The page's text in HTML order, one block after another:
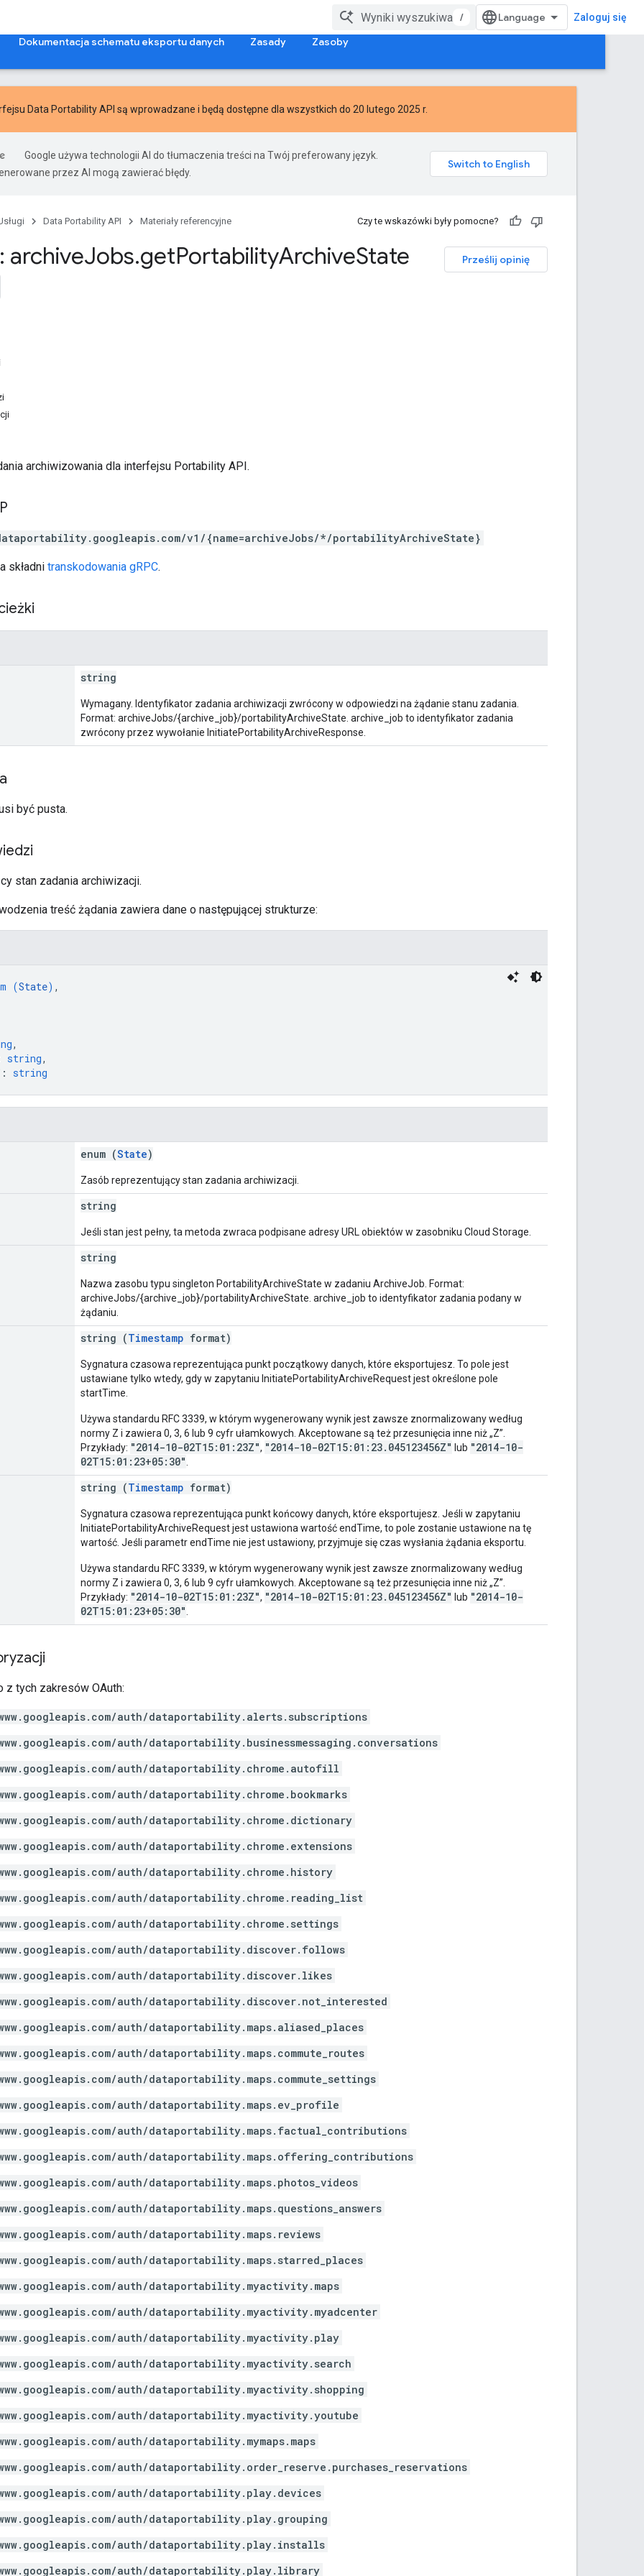
/ Zaloguj się
Dokumentacja schematu eksportu danych Zasady Zasoby
Data Portability API są wprowadzane i będą dostępne dla wszystkich do 20 lutego 2025 r.
Google używa technologii AI do tłumaczenia treści na Twój preferowany język.
przez AI mogą zawierać błędy.
Data Portability API Materiały referencyjne Czy te wskazówki były pomocne?
Prześlij opinię
archiveJobs.getPortabilityArchiveState
archiwizowania dla interfejsu Portability API.
v1/{name=archiveJobs/*/portabilityArchiveState}
składni transkodowania gRPC.
string
Wymagany. Identyfikator zadania archiwizacji zwrócony w odpowiedzi na żądanie stanu zadania.
Format: archiveJobs/{archive_job}/portabilityArchiveState. archive_job to identyfikator zadania
zwrócony przez wywołanie InitiatePortabilityArchiveResponse.
być pusta.
stan zadania archiwizacji.
treść żądania zawiera dane o następującej strukturze:
(State) ,
,
string,
: string
enum (State)
Zasób reprezentujący stan zadania archiwizacji.
string
Jeśli stan jest pełny, ta metoda zwraca podpisane adresy URL obiektów w zasobniku Cloud Storage.
string
Nazwa zasobu typu singleton PortabilityArchiveState w zadaniu ArchiveJob. Format:
archiveJobs/{archive_job}/portabilityArchiveState. archive_job to identyfikator zadania podany w
żądaniu.
string (Timestamp format)
Sygnatura czasowa reprezentująca punkt początkowy danych, które eksportujesz. To pole jest
ustawiane tylko wtedy, gdy w zapytaniu InitiatePortabilityArchiveRequest jest określone pole
startTime.
Używa standardu RFC 3339, w którym wygenerowany wynik jest zawsze znormalizowany według
normy Z i zawiera 0, 3, 6 lub 9 cyfr ułamkowych. Akceptowane są też przesunięcia inne niż „Z”.
Przykłady: "2014-10-02T15:01:23Z", "2014-10-02T15:01:23.045123456Z" lub "2014-10-
02T15:01:23+05:30"
string (Timestamp format)
Sygnatura czasowa reprezentująca punkt końcowy danych, które eksportujesz. Jeśli w zapytaniu
InitiatePortabilityArchiveRequest jest ustawiona wartość endTime, to pole zostanie ustawione na tę
wartość. Jeśli parametr endTime nie jest ustawiony, przyjmuje się czas wysłania żądania eksportu.
Używa standardu RFC 3339, w którym wygenerowany wynik jest zawsze znormalizowany według
normy Z i zawiera 0, 3, 6 lub 9 cyfr ułamkowych. Akceptowane są też przesunięcia inne niż „Z”.
Przykłady: "2014-10-02T15:01:23Z", "2014-10-02T15:01:23.045123456Z" lub "2014-10-
02T15:01:23+05:30"
z tych zakresów OAuth:
auth/dataportability.alerts.subscriptions
auth/dataportability.businessmessaging.conversations
auth/dataportability.chrome.autofill
auth/dataportability.chrome.bookmarks
auth/dataportability.chrome.dictionary
auth/dataportability.chrome.extensions
auth/dataportability.chrome.history
auth/dataportability.chrome.reading_list
auth/dataportability.chrome.settings
auth/dataportability.discover.follows
auth/dataportability.discover.likes
auth/dataportability.discover.not_interested
auth/dataportability.maps.aliased_places
auth/dataportability.maps.commute_routes
auth/dataportability.maps.commute_settings
auth/dataportability.maps.ev_profile
auth/dataportability.maps.factual_contributions
auth/dataportability.maps.offering_contributions
auth/dataportability.maps.photos_videos
auth/dataportability.maps.questions_answers
auth/dataportability.maps.reviews
auth/dataportability.maps.starred_places
auth/dataportability.myactivity.maps
auth/dataportability.myactivity.myadcenter
auth/dataportability.myactivity.play
auth/dataportability.myactivity.search
auth/dataportability.myactivity.shopping
auth/dataportability.myactivity.youtube
auth/dataportability.mymaps.maps
auth/dataportability.order_reserve.purchases_reservations
auth/dataportability.play.devices
auth/dataportability.play.grouping
auth/dataportability.play.installs
auth/dataportability.play.library